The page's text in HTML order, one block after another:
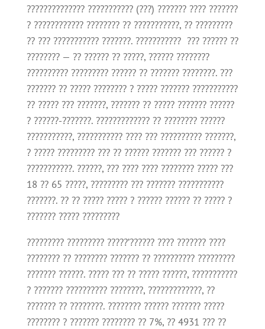
?????????????? ??????????? (???) ??????? ???? ???????
? ???????????? ???????? ?? ???????????, ?? ?????????
?? ??? ??????????? ???????. ??????????? ??? ?????? ??
???????? — ?? ?????? ?? ?????, ?????? ????????
?????????? ????????? ?????? ?? ??????? ????????. ???
??????? ?? ????? ???????? ? ????? ??????? ???????????
?? ????? ??? ???????, ??????? ?? ????? ??????? ??????
? ??????-???????. ????????????? ?? ???????? ??????
???????????, ??????????? ???? ??? ?????????? ???????,
? ????? ????????? ??? ?? ?????? ??????? ??? ?????? ?
???????????. ??????, ??? ???? ???? ???????? ????? ???
18 ?? 65 ?????, ????????? ??? ??????? ???????????
???????. ?? ?? ????? ????? ? ?????? ?????? ?? ????? ?
??????? ????? ?????????
????????? ????????? ?????’?????? ???? ??????? ????
???????? ?? ???????? ??????? ?? ?????????? ?????????
??????? ??????. ????? ??? ?? ????? ??????, ???????????
? ??????? ?????????? ????????, ?????????????, ??
??????? ?? ????????. ???????? ?????? ??????? ?????
???????? ? ??????? ???????? ?? 7%, ?? 4931 ??? ??